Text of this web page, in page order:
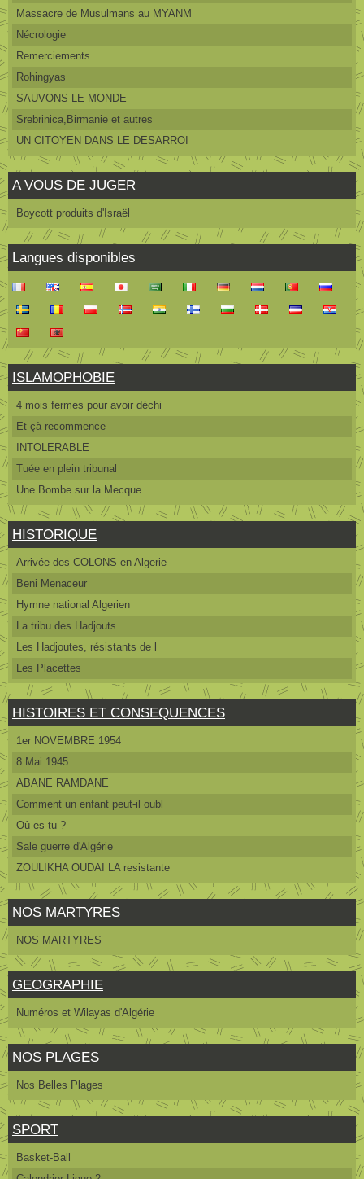
Massacre de Musulmans au MYANM
Nécrologie
Remerciements
Rohingyas
SAUVONS LE MONDE
Srebrinica,Birmanie et autres
UN CITOYEN DANS LE DESARROI
A VOUS DE JUGER
Boycott produits d'Israël
Langues disponibles
ISLAMOPHOBIE
4 mois fermes pour avoir déchi
Et çà recommence
INTOLERABLE
Tuée en plein tribunal
Une Bombe sur la Mecque
HISTORIQUE
Arrivée des COLONS en Algerie
Beni Menaceur
Hymne national Algerien
La tribu des Hadjouts
Les Hadjoutes, résistants de l
Les Placettes
HISTOIRES ET CONSEQUENCES
1er NOVEMBRE 1954
8 Mai 1945
ABANE RAMDANE
Comment un enfant peut-il oubl
Où es-tu ?
Sale guerre d'Algérie
ZOULIKHA OUDAI LA resistante
NOS MARTYRES
NOS MARTYRES
GEOGRAPHIE
Numéros et Wilayas d'Algérie
NOS PLAGES
Nos Belles Plages
SPORT
Basket-Ball